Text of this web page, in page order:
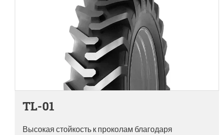
TL-01
Высокая стойкость к проколам благодаря